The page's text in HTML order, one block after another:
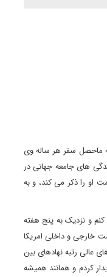
ماحصل سفر هر ساله وی
های جامعه جهانی در
او را ذکر می کند، و به
سفر می کنم و نزدیک به پنج هفته
خارجی و داخلی امریکا
عالی رتبه نهادهای بین
کردم و همانند همیشه